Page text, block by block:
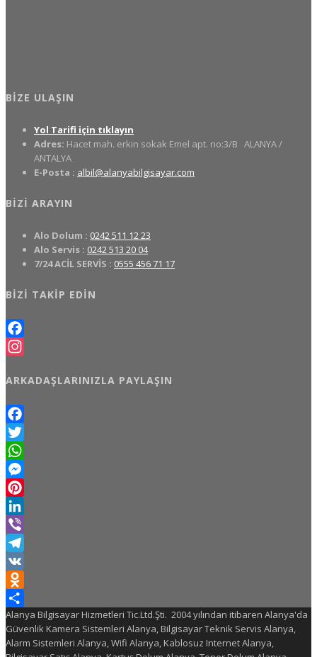
BIZE ULAŞIN
Yol Tarifi için tıklayın
Adres: Hacet mah. erkin sokak Emel apt. no:3/B ALANYA /
ANTALYA
E-Posta : albil@alanyabilgisayar.com
BIZI ARAYIN
Alo Dolum : 0242 511 12 23
Alo Servis : 0242 513 20 04
7/24 ACİL SERVİS : 0555 456 71 17
BIZI TAKIP EDIN
Facebook
ARKADAŞLARINIZLA PAYLAŞIN
Facebook
Twitter
WhatsApp
Messenger
Pinterest
LinkedIn
Viber
Telegram
VK
Odnoklassniki
Share
Alanya Bilgisayar Hizmetleri Tic.Ltd.Şti. 2004 yılından itibaren Alanya'da
Güvenlik Kamera Sistemleri Alanya, Bilgisayar Teknik Servis Alanya,
Alarm Sistemleri Alanya, Wifi Alanya, Kablosuz Internet Alanya,